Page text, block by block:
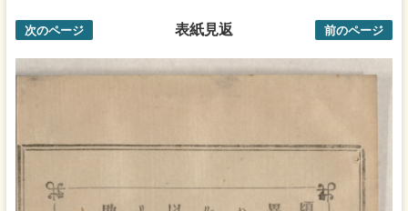
表紙見返
次のページ 前のページ